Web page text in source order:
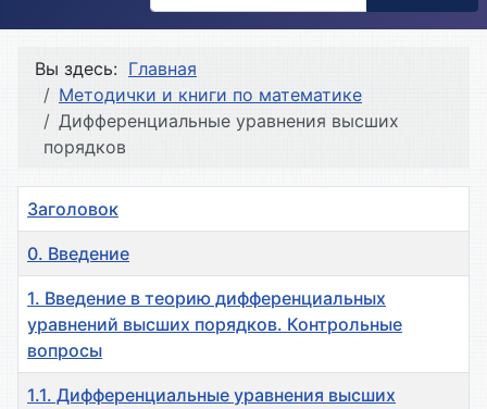
Вы здесь: Главная
Методички и книги по математике
Дифференциальные уравнения высших
порядков
Заголовок
0. Введение
1. Введение в теорию дифференциальных
уравнений высших порядков. Контрольные
вопросы
1.1. Дифференциальные уравнения высших